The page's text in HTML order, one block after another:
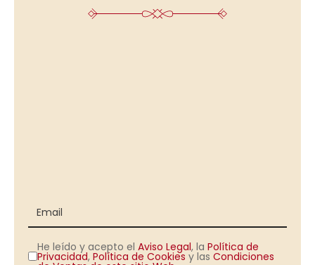
He leído y acepto el Aviso Legal, la Política de
Privacidad, Política de Cookies y las Condiciones